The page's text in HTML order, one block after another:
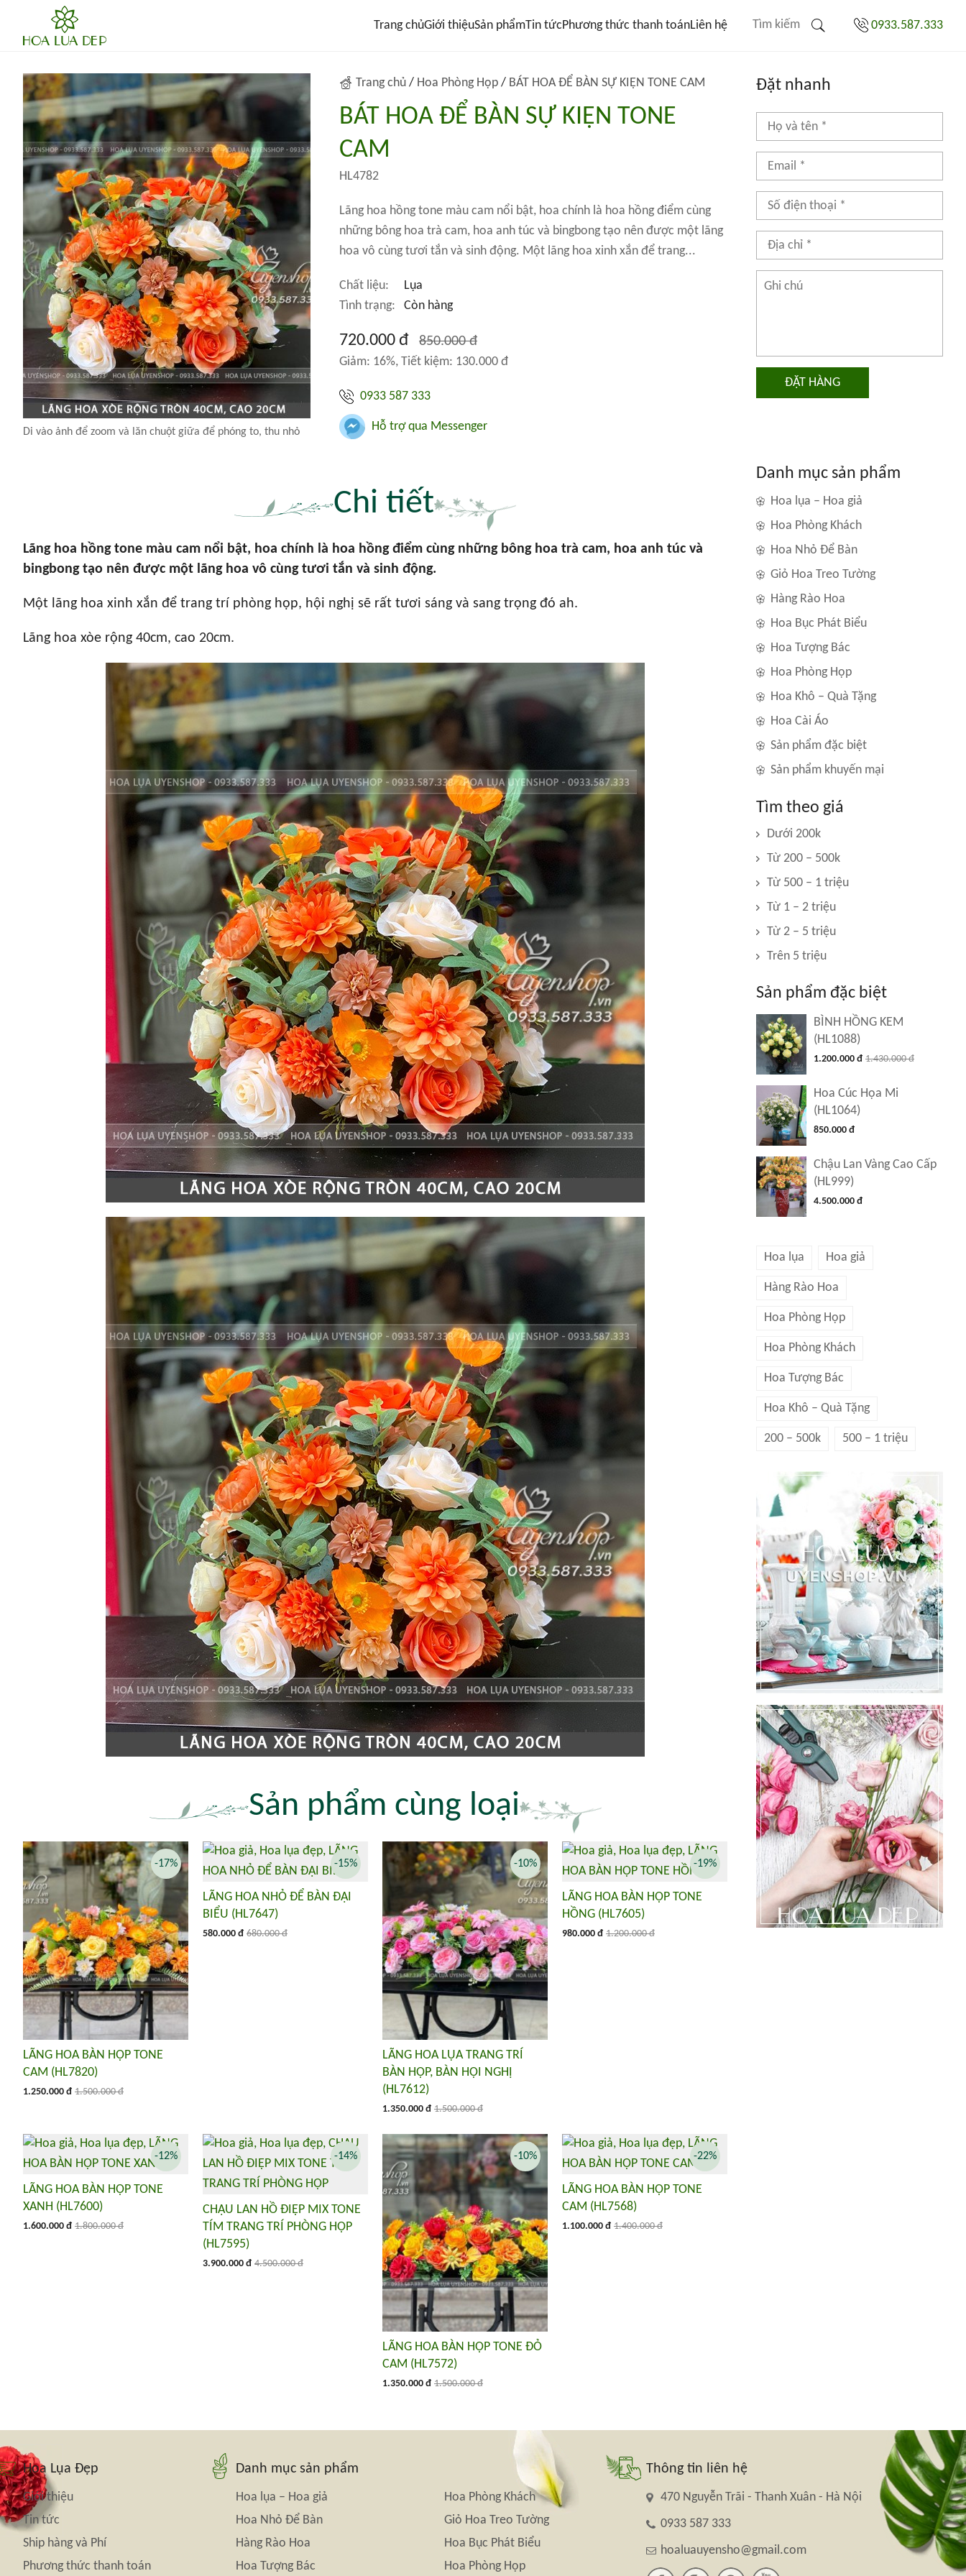
Trang chủGiới thiệuSản phẩmTin tức Phương thức thanh toánLiên hệ 0933.587.333
Di vào ảnh để zoom và lăn chuột giữa để phóng to, thu nhỏ
Trang chủ / Hoa Phòng Họp / BÁT HOA ĐỂ BÀN SỰ KIỆN TONE CAM
BÁT HOA ĐỂ BÀN SỰ KIỆN TONE
CAM
HL4782
Lãng hoa hồng tone màu cam nổi bật, hoa chính là hoa hồng điểm cùng
những bông hoa trà cam, hoa anh túc và bingbong tạo nên được một lãng
hoa vô cùng tươi tắn và sinh động. Một lãng hoa xinh xắn để trang...
Chất liệu:
Lụa
Tình trạng:
Còn hàng
720.000 đ 850.000 đ
Giảm: 16%, Tiết kiệm: 130.000 đ
0933 587 333
Hỗ trợ qua Messenger
Đặt nhanh
ĐẶT HÀNG
Chi tiết
Lãng hoa hồng tone màu cam nổi bật, hoa chính là hoa hồng điểm cùng những bông hoa trà cam, hoa anh túc và
bingbong tạo nên được một lãng hoa vô cùng tươi tắn và sinh động.
Một lãng hoa xinh xắn để trang trí phòng họp, hội nghị sẽ rất tươi sáng và sang trọng đó ah.
Lãng hoa xòe rộng 40cm, cao 20cm.
Sản phẩm cùng loại
LÃNG HOA BÀN HỌP TONE
CAM (HL7820)
1.250.000 đ 1.500.000 đ
-17%
LÃNG HOA NHỎ ĐỂ BÀN ĐẠI
BIỂU (HL7647)
580.000 đ 680.000 đ
-15%
LÃNG HOA LỤA TRANG TRÍ
BÀN HỌP, BÀN HỘI NGHỊ
(HL7612)
1.350.000 đ 1.500.000 đ
-10%
LÃNG HOA BÀN HỌP TONE
HỒNG (HL7605)
980.000 đ 1.200.000 đ
-19%
LÃNG HOA BÀN HỌP TONE
XANH (HL7600)
1.600.000 đ 1.800.000 đ
-12%
CHẬU LAN HỒ ĐIỆP MIX TONE
TÍM TRANG TRÍ PHÒNG HỌP
(HL7595)
3.900.000 đ 4.500.000 đ
-14%
LÃNG HOA BÀN HỌP TONE ĐỎ
CAM (HL7572)
1.350.000 đ 1.500.000 đ
-10%
LÃNG HOA BÀN HỌP TONE
CAM (HL7568)
1.100.000 đ 1.400.000 đ
-22%
Danh mục sản phẩm
Hoa lụa – Hoa giả
Hoa Phòng Khách
Hoa Nhỏ Để Bàn
Giỏ Hoa Treo Tường
Hàng Rào Hoa
Hoa Bục Phát Biểu
Hoa Tượng Bác
Hoa Phòng Họp
Hoa Khô – Quà Tặng
Hoa Cài Áo
Sản phẩm đặc biệt
Sản phẩm khuyến mại
Tìm theo giá
Dưới 200k
Từ 200 – 500k
Từ 500 – 1 triệu
Từ 1 – 2 triệu
Từ 2 – 5 triệu
Trên 5 triệu
Sản phẩm đặc biệt
BÌNH HỒNG KEM
(HL1088)
1.200.000 đ 1.430.000 đ
Hoa Cúc Họa Mi
(HL1064)
850.000 đ
Chậu Lan Vàng Cao Cấp
(HL999)
4.500.000 đ
Hoa lụa Hoa giả
Hàng Rào Hoa
Hoa Phòng Họp
Hoa Phòng Khách
Hoa Tượng Bác
Hoa Khô – Quà Tặng
200 – 500k 500 – 1 triệu
Hoa Lụa Đẹp
Giới thiệu
Tin tức
Ship hàng và Phí
Phương thức thanh toán
Danh mục sản phẩm
Hoa lụa – Hoa giả
Hoa Phòng Khách
Hoa Nhỏ Để Bàn
Giỏ Hoa Treo Tường
Hàng Rào Hoa
Hoa Bục Phát Biểu
Hoa Tượng Bác
Hoa Phòng Họp
Thông tin liên hệ
470 Nguyễn Trãi - Thanh Xuân - Hà Nội
0933 587 333
hoaluauyensho@gmail.com